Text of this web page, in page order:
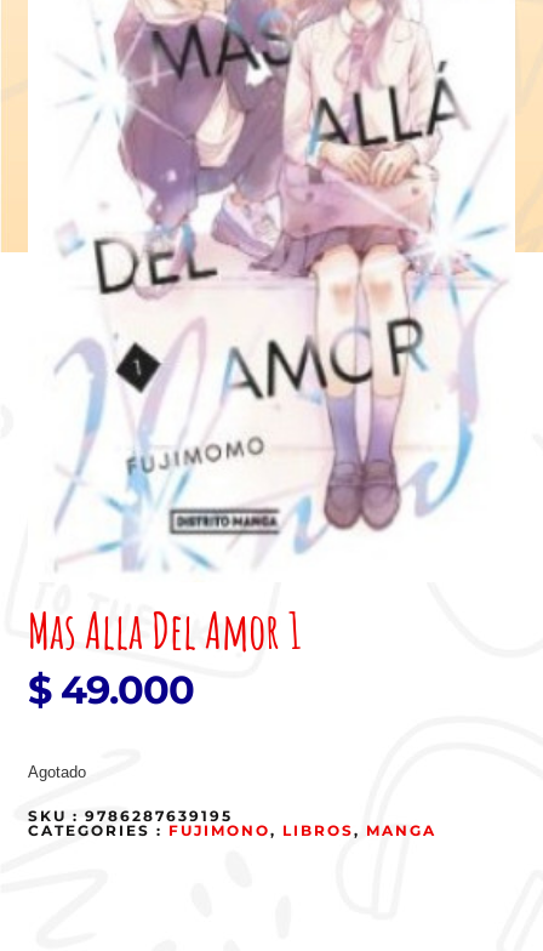
Mas Alla Del Amor 1
$49.000
Agotado
SKU :9786287639195
CATEGORIES : FUJIMONO, LIBROS, MANGA